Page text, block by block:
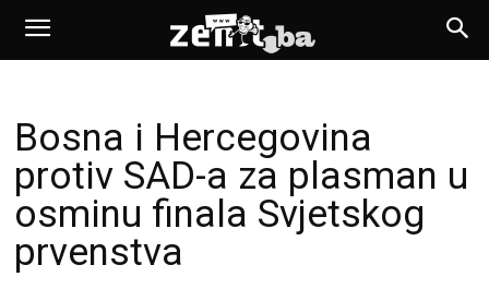
Bosna i Hercegovina
protiv SAD-a za plasman u
osminu finala Svjetskog
prvenstva